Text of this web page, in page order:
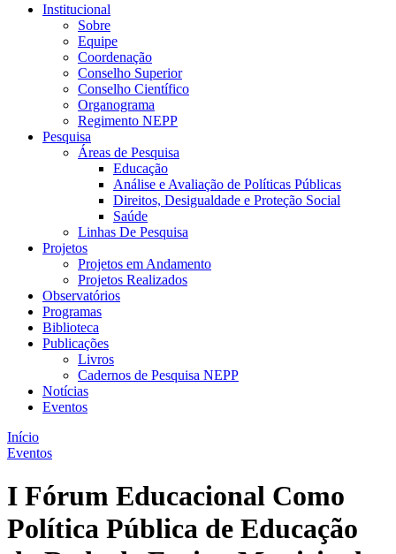
Institucional
Sobre
Equipe
Coordenação
Conselho Superior
Conselho Científico
Organograma
Regimento NEPP
Pesquisa
Áreas de Pesquisa
Educação
Análise e Avaliação de Políticas Públicas
Direitos, Desigualdade e Proteção Social
Saúde
Linhas De Pesquisa
Projetos
Projetos em Andamento
Projetos Realizados
Observatórios
Programas
Biblioteca
Publicações
Livros
Cadernos de Pesquisa NEPP
Notícias
Eventos
Início
Eventos
I Fórum Educacional Como
Política Pública de Educação